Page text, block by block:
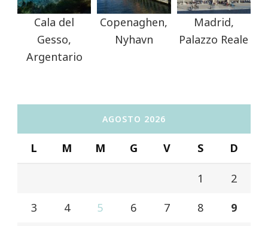
Cala del
Gesso,
Argentario
Copenaghen,
Nyhavn
Madrid,
Palazzo Reale
AGOSTO 2026
L M M G V S D
1 2
3 4 5 6 7 8 9